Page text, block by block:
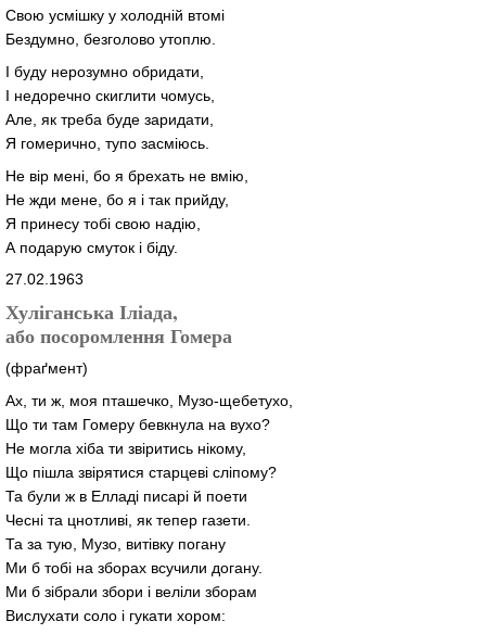
Свою усмішку у холодній втомі
Бездумно, безголово утоплю.
І буду нерозумно обридати,
І недоречно скиглити чомусь,
Але, як треба буде заридати,
Я гомерично, тупо засміюсь.
Не вір мені, бо я брехать не вмію,
Не жди мене, бо я і так прийду,
Я принесу тобі свою надію,
А подарую смуток і біду.
27.02.1963
Хуліганська Іліада,
або посоромлення Гомера
(фраґмент)
Ах, ти ж, моя пташечко, Музо-щебетухо,
Що ти там Гомеру бевкнула на вухо?
Не могла хіба ти звіритись нікому,
Що пішла звірятися старцеві сліпому?
Та були ж в Елладі писарі й поети
Чесні та цнотливі, як тепер газети.
Та за тую, Музо, витівку погану
Ми б тобі на зборах всучили догану.
Ми б зібрали збори і веліли зборам
Вислухати соло і гукати хором: